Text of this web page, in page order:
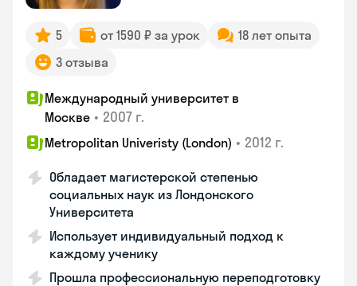
5 от 1590 ₽ за урок
18 лет опыта
3 отзыва
Международный университет в
Москве • 2007 г.
Metropolitan Univeristy (London) • 2012 г.
Обладает магистерской степенью
социальных наук из Лондонского
Университета
Использует индивидуальный подход к
каждому ученику
Прошла профессиональную переподготовку